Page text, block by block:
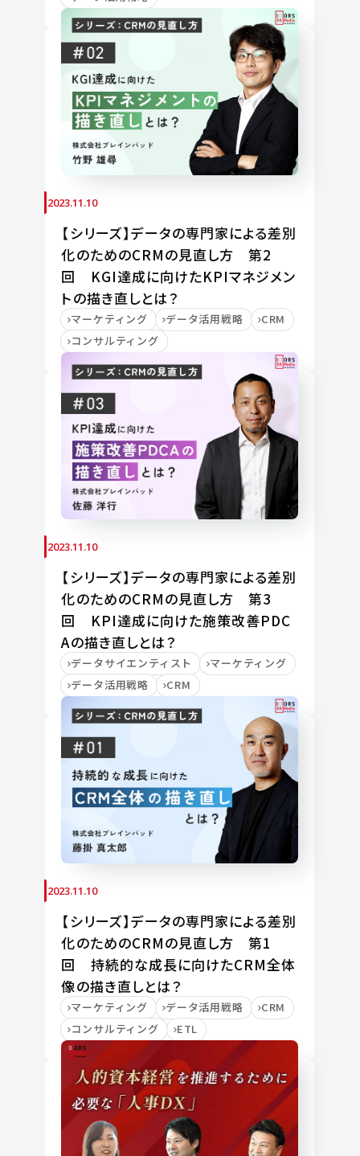
2023.11.10
【シリーズ】データの専門家による差別
化のためのCRMの見直し方 第2
回 KGI達成に向けたKPIマネジメン
トの描き直しとは？
マーケティング データ活用戦略
CRM
コンサルティング
2023.11.10
【シリーズ】データの専門家による差別
化のためのCRMの見直し方 第3
回 KPI達成に向けた施策改善PDC
Aの描き直しとは？
データサイエンティスト
マーケティング
データ活用戦略
CRM
2023.11.10
【シリーズ】データの専門家による差別
化のためのCRMの見直し方 第1
回 持続的な成長に向けたCRM全体
像の描き直しとは？
マーケティング データ活用戦略
CRM
コンサルティング
ETL